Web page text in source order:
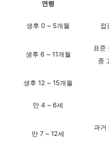
연령
생후 0 ~ 5개월 접
생후 6 ~ 11개월
표준
종
생후 12 ~ 15개월
만 4 ~ 6세
만 7 ~ 12세
과거